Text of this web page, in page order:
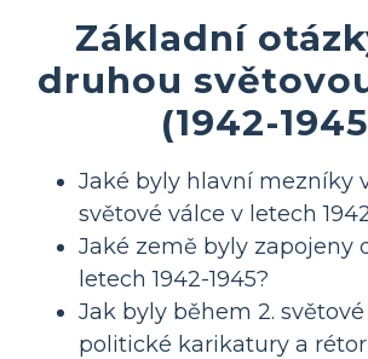
Základní
druhou
(1942-
Jaké byly hlavní mezníky
světové válce v letech
Jaké země byly zapojeny
letech 1942-1945?
Jak byly během 2.
politické karikatury a